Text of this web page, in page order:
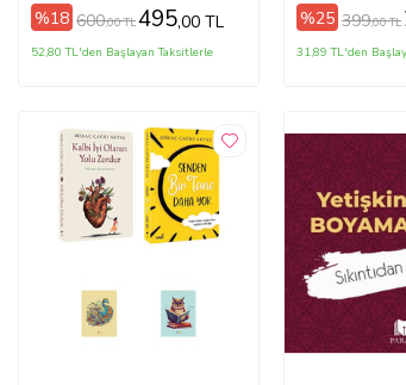
%18 600,00 TL495,00 TL
52,80 TL'den Başlayan Taksitlerle
%25 399,00 TL
31,89 TL'den